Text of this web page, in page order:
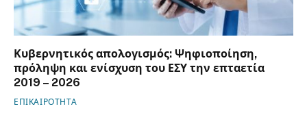
Κυβερνητικός απολογισμός: Ψηφιοποίηση,
πρόληψη και ενίσχυση του ΕΣΥ την επταετία
2019 – 2026
ΕΠΙΚΑΙΡΟΤΗΤΑ